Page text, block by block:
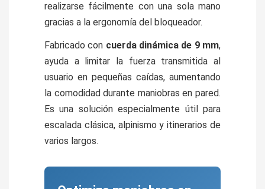
realizarse fácilmente con una sola mano
gracias a la ergonomía del bloqueador.
Fabricado con cuerda dinámica de 9 mm,
ayuda a limitar la fuerza transmitida al
usuario en pequeñas caídas, aumentando
la comodidad durante maniobras en pared.
Es una solución especialmente útil para
escalada clásica, alpinismo y itinerarios de
varios largos.